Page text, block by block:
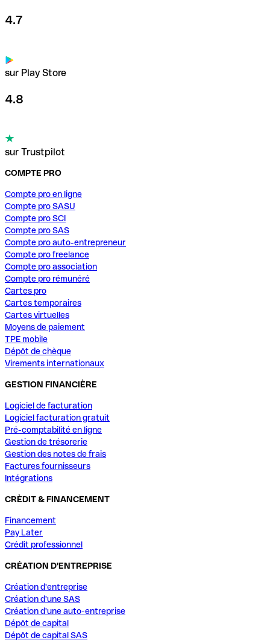
4.7
sur Play Store
4.8
sur Trustpilot
COMPTE PRO
Compte pro en ligne
Compte pro SASU
Compte pro SCI
Compte pro SAS
Compte pro auto-entrepreneur
Compte pro freelance
Compte pro association
Compte pro rémunéré
Cartes pro
Cartes temporaires
Cartes virtuelles
Moyens de paiement
TPE mobile
Dépôt de chèque
Virements internationaux
GESTION FINANCIÈRE
Logiciel de facturation
Logiciel facturation gratuit
Pré-comptabilité en ligne
Gestion de trésorerie
Gestion des notes de frais
Factures fournisseurs
Intégrations
CRÈDIT & FINANCEMENT
Financement
Pay Later
Crédit professionnel
CRÉATION D'ENTREPRISE
Création d'entreprise
Création d'une SAS
Création d'une auto-entreprise
Dépôt de capital
Dépôt de capital SAS